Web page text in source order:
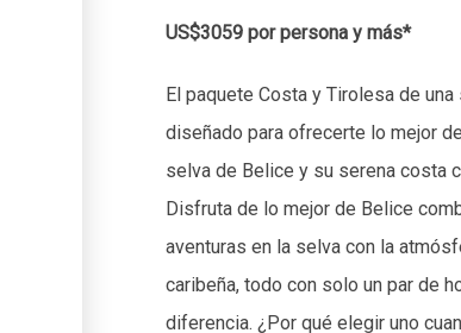
US$3059 por persona y más*
El paquete Costa y Tirolesa de
diseñado para ofrecerte lo mejor
selva de Belice y su serena costa
Disfruta de lo mejor de Belice
aventuras en la selva con la
caribeña, todo con solo un par de
diferencia. ¿Por qué elegir uno